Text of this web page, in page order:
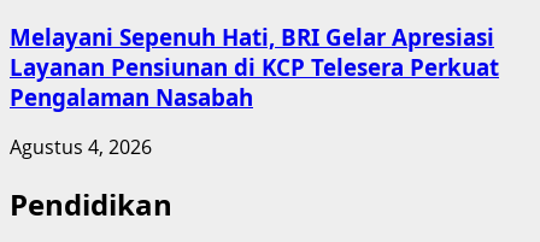
Melayani Sepenuh Hati, BRI Gelar Apresiasi
Layanan Pensiunan di KCP Telesera Perkuat
Pengalaman Nasabah
Agustus 4, 2026
Pendidikan